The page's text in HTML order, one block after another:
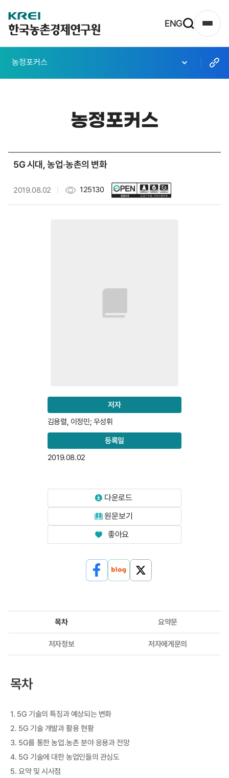
한
국
촌
원
고
ENG
트
맵
농정포커스
농정포커스
5G 시대, 농업‧농촌의 변화
2019.08.02 125130
저자
김용렬, 이정민; 우성휘
등록일
2019.08.02
다운로드
원문보기
좋아요
목차 요약문
저자정보 저자에게문의
목차
1. 5G 기술의 특징과 예상되는 변화
2. 5G 기술 개발과 활용 현황
3. 5G를 통한 농업․농촌 분야 응용과 전망
4. 5G 기술에 대한 농업인들의 관심도
5. 요약 및 시사점